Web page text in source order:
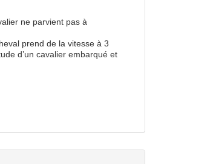
ne parvient pas à
prend de la vitesse à 3
d’un cavalier embarqué et